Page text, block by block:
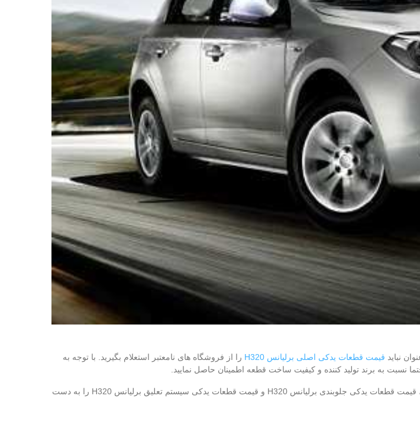
نباید قیمت قطعات یدکی اصلی برلیانس H320
را از فروشگاه‌ های نامعتبر استعلام بگیرید. با توجه به
نسبت به برند تولید کننده و کیفیت ساخت قطعه اطمینان حاصل نمایید.
از دسته‌ بندی موجود در سایت آکو یدک استفاده کرده و قیمت قطعات یدکی بدنه برلیانس H320، قیمت قطعات یدکی جلوبندی برلیانس H320 و قیمت قطعات یدکی سیستم تعلیق برلیانس H320 را به دست